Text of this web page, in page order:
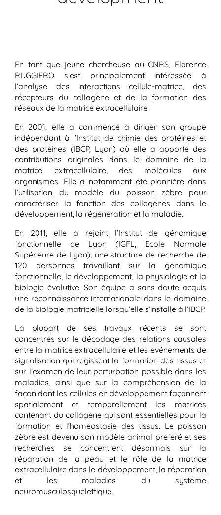
En tant que jeune chercheuse au CNRS, Florence
RUGGIERO s’est principalement intéressée à
l’analyse des interactions cellule-matrice, des
récepteurs du collagène et de la formation des
réseaux de la matrice extracellulaire.
En 2001, elle a commencé à diriger son groupe
indépendant à l’Institut de chimie des protéines et
des protéines (IBCP, Lyon) où elle a apporté des
contributions originales dans le domaine de la
matrice extracellulaire, des molécules aux
organismes. Elle a notamment été pionnière dans
l’utilisation du modèle du poisson zèbre pour
caractériser la fonction des collagènes dans le
développement, la régénération et la maladie.
En 2011, elle a rejoint l’Institut de génomique
fonctionnelle de Lyon (IGFL, Ecole Normale
Supérieure de Lyon), une structure de recherche de
120 personnes travaillant sur la génomique
fonctionnelle, le développement, la physiologie et la
biologie évolutive. Son équipe a sans doute acquis
une reconnaissance internationale dans le domaine
de la biologie matricielle lorsqu’elle s’installe à l’IBCP.
La plupart de ses travaux récents se sont
concentrés sur le décodage des relations causales
entre la matrice extracellulaire et les événements de
signalisation qui régissent la formation des tissus et
sur l’examen de leur perturbation possible dans les
maladies, ainsi que sur la compréhension de la
façon dont les cellules en développement façonnent
spatialement et temporellement les matrices
contenant du collagène qui sont essentielles pour la
formation et l’homéostasie des tissus. Le poisson
zèbre est devenu son modèle animal préféré et ses
recherches se concentrent désormais sur la
réparation de la peau et le rôle de la matrice
extracellulaire dans le développement, la réparation
et les maladies du système
neuromusculosquelettique.